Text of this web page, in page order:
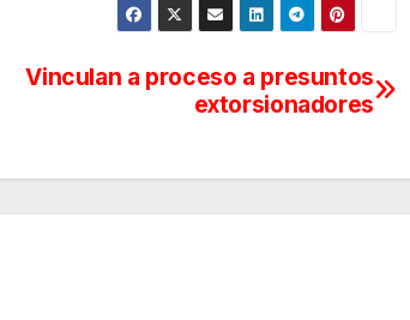
Vinculan a proceso a presuntos
extorsionadores